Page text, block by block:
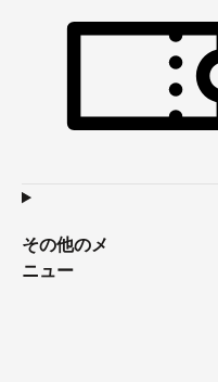
その他のメ
ニュー